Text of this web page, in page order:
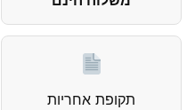
תקופת אחריות